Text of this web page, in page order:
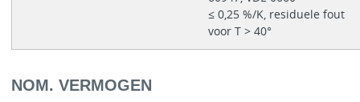
≤ 0,25 %/K, residuele fout
voor T > 40°
NOM. VERMOGEN